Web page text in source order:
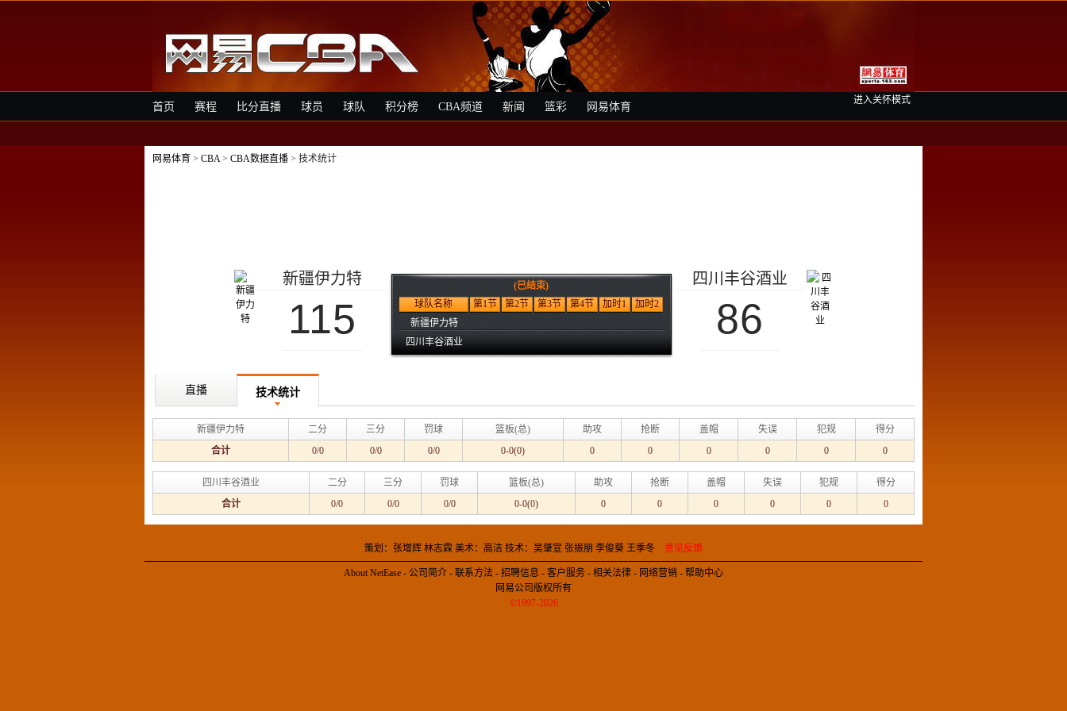
进入关怀模式
首页 赛程 比分直播 球员 球队 积分榜 CBA频道 新闻 篮彩 网易体育
网易体育 > CBA> CBA数据直播 > 技术统计
新疆伊力特
115
(已结束)
球队名称
第1节 第2节 第3节 第4节 加时1
加时2
新疆伊力特
四川丰谷酒业
四川丰谷酒业
86
直播 技术统计
新疆伊力特 二分 三分 罚球 篮板(总) 助攻 抢断 盖帽 失误 犯规
得分
合计
0/0 0/0 0/0 0-0(0) 0 0 0 0 0 0
四川丰谷酒业 二分 三分 罚球 篮板(总) 助攻 抢断 盖帽 失误 犯规
得分
合计
0/0 0/0 0/0 0-0(0) 0 0 0 0 0 0
策划：张增辉 林志霖 美术：高洁 技术：吴肇宣 张振朋 李俊葵 王季冬 意见反馈
About NetEase - 公司简介 - 联系方法 - 招聘信息 - 客户服务 - 相关法律 - 网络营销 - 帮助中心
网易公司版权所有
©1997-2026